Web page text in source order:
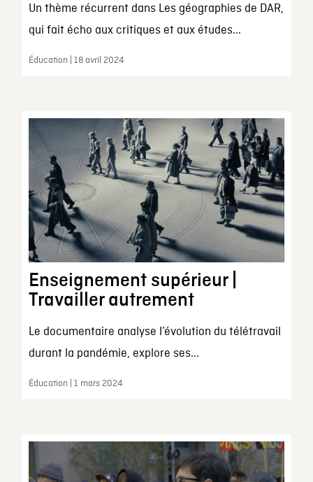
Un thème récurrent dans Les géographies de DAR,
qui fait écho aux critiques et aux études...
Éducation | 18 avril 2024
Enseignement supérieur |
Travailler autrement
Le documentaire analyse l’évolution du télétravail
durant la pandémie, explore ses...
Éducation | 1 mars 2024